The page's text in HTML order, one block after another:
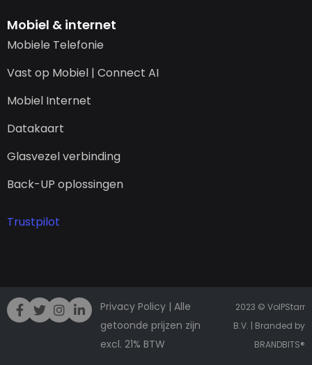
Mobiel & internet
Mobiele Telefonie
Vast op Mobiel | Connect AI
Mobiel Internet
Datakaart
Glasvezel verbinding
Back-UP oplossingen
Trustpilot
Privacy Policy | Alle
getoonde prijzen zijn
excl. 21% BTW
2023 © VoIPStarr
B.V. | Branded by
BRANDBITS®